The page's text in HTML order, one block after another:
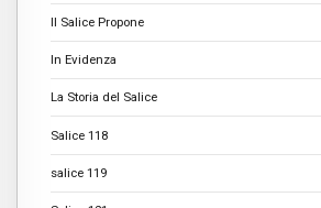
Il Salice Propone
In Evidenza
La Storia del Salice
Salice 118
salice 119